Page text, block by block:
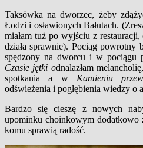
Taksówka na dworzec, żeby
Łodzi i osławionych Bałutach.
miałam tuż po wyjściu z
działa sprawnie). Pociąg powrotny
spędzony na dworcu i w pociągu
Czasie jętki odnalazłam
spotkania a wKamieniu
odświeżenia i pogłębienia wiedzy o
Bardzo się cieszę z nowych
upominku choinkowym dodatkowo
komu sprawią radość.